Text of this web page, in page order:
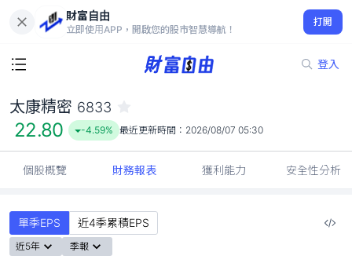
財富自由
立即使用APP，開啟您的股市智慧導航！
打開
登入
22.80
-4.59%
太康精密 6833
22.80 -4.59% 最近更新時間： 2026/08/07 05:30
個股概覽 財務報表 獲利能力 安全性分析
單季EPS 近4季累積EPS
近5年 季報